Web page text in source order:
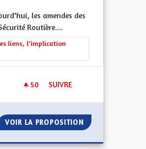
les amendes des
Routière....
: Les solidarités, les soins et les liens,
liens, l'implication
50 50 ABONNÉS
SUIVRE
VOIR LA PROPOSITION LES REVENUS